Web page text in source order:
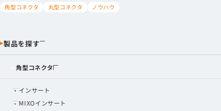
角型コネクタ 丸型コネクタ ノウハウ
製品を探す
角型コネクタ
インサート
MIXOインサート